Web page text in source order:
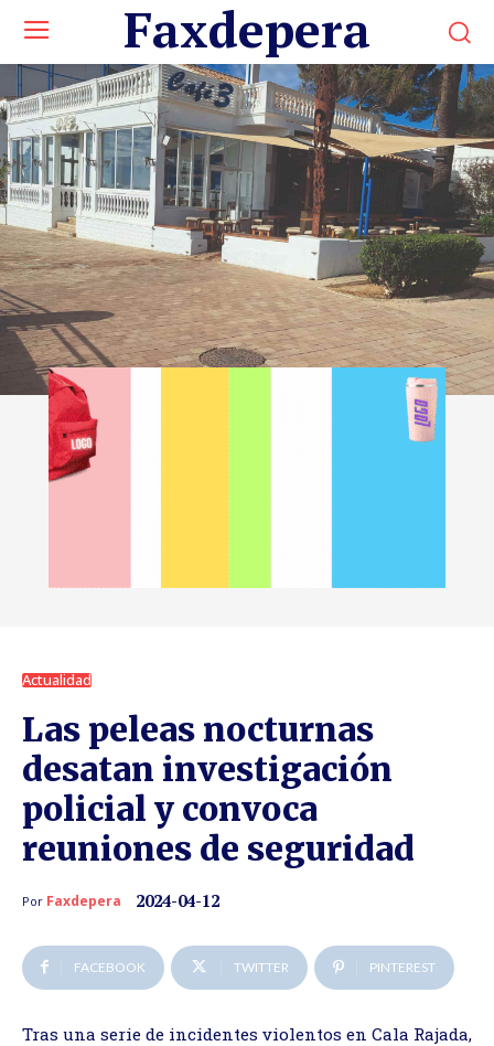
Faxdepera
Actualidad
Las peleas nocturnas
desatan investigación
policial y convoca
reuniones de seguridad
Por Faxdepera 2024-04-12
FACEBOOK TWITTER PINTEREST
Tras una serie de incidentes violentos en Cala Rajada,